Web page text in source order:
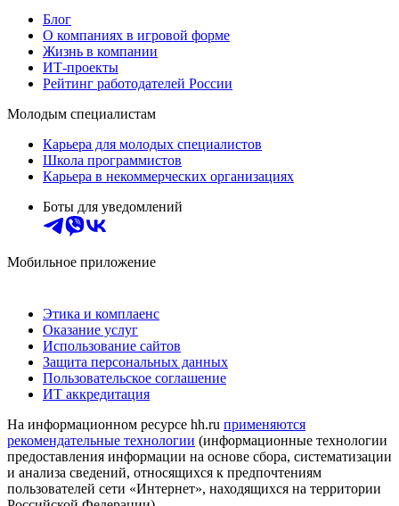
Блог
О компаниях в игровой форме
Жизнь в компании
ИТ-проекты
Рейтинг работодателей России
Молодым специалистам
Карьера для молодых специалистов
Школа программистов
Карьера в некоммерческих организациях
Боты для уведомлений
Мобильное приложение
Этика и комплаенс
Оказание услуг
Использование сайтов
Защита персональных данных
Пользовательское соглашение
ИТ аккредитация
На информационном ресурсе hh.ru применяются
рекомендательные технологии (информационные технологии
предоставления информации на основе сбора, систематизации
и анализа сведений, относящихся к предпочтениям
пользователей сети «Интернет», находящихся на территории